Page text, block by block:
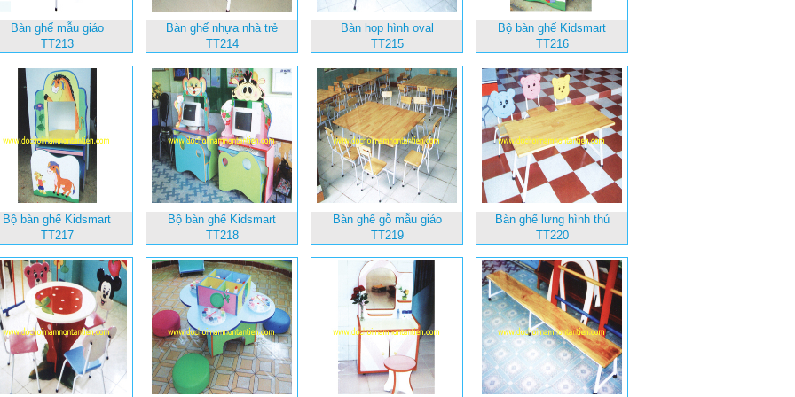
Bàn ghế mẫu giáo
TT213
Bàn ghế nhựa nhà trẻ
TT214
Bàn họp hình oval
TT215
Bộ bàn ghế Kidsmart
TT216
Bộ bàn ghế Kidsmart
TT217
Bộ bàn ghế Kidsmart
TT218
Bàn ghế gỗ mẫu giáo
TT219
Bàn ghế lưng hình thú
TT220